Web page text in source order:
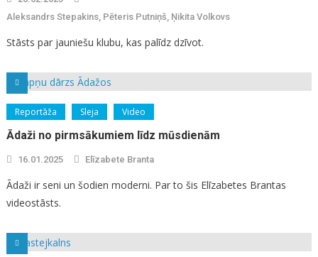
Aleksandrs Stepakins, Pēteris Putniņš, Ņikita Volkovs
Stāsts par jauniešu klubu, kas palīdz dzīvot.
Reportāža Sleja Video
Ādaži no pirmsākumiem līdz mūsdienām
16.01.2025 Elīzabete Branta
Ādaži ir seni un šodien moderni. Par to šis Elīzabetes Brantas
videostāsts.